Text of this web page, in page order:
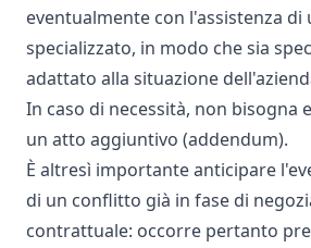
eventualmente con l'assistenza di
specializzato, in modo che sia
adattato alla situazione
In caso di necessità, non bisogna
un atto aggiuntivo (addendum).
È altresì importante anticipare
di un conflitto già in fase di
contrattuale: occorre pertanto